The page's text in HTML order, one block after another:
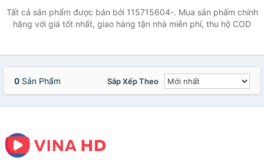
Tất cả sản phẩm được bán bởi 115715604-. Mua sản phẩm chính
hãng với giá tốt nhất, giao hàng tận nhà miễn phí, thu hộ COD
0 Sản Phẩm Sắp Xếp Theo